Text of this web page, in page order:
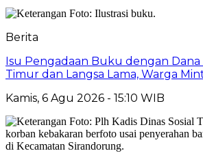
Berita
Isu Pengadaan Buku dengan Dana
Timur dan Langsa Lama, Warga
Kamis, 6 Agu 2026 - 15:10 WIB